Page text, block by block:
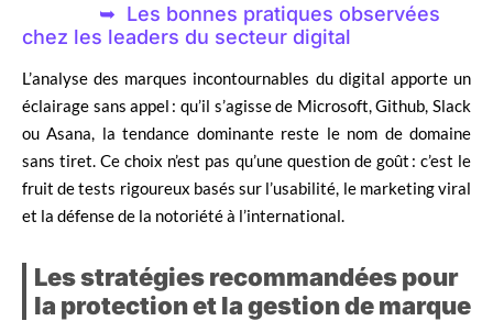
Les bonnes pratiques observées
chez les leaders du secteur digital
L’analyse des marques incontournables du digital apporte un
éclairage sans appel : qu’il s’agisse de Microsoft, Github, Slack
ou Asana, la tendance dominante reste le nom de domaine
sans tiret. Ce choix n’est pas qu’une question de goût : c’est le
fruit de tests rigoureux basés sur l’usabilité, le marketing viral
et la défense de la notoriété à l’international.
Les stratégies recommandées pour
la protection et la gestion de marque